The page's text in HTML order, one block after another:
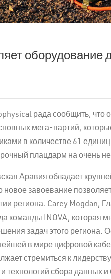
рада сообщить, что
мега-партий,
в количестве 61
плацдарм на очень
Аравия обладает
новое завоевание
региона. Carey Mogdan,
команды INOVA, которая
задач этого региона.
в мире цифровой
стремиться к
технологий сбора данных